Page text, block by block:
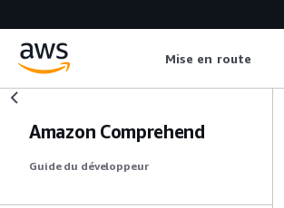
Mise en route
Amazon Comprehend
Guide du développeur